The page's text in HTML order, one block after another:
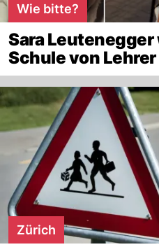
Wie bitte?
Sara Leutenegger
Schule von
Zürich